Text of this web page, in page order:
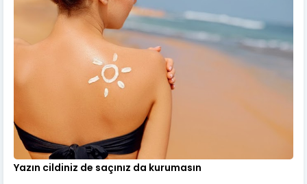
Yazın cildiniz de saçınız da kurumasın